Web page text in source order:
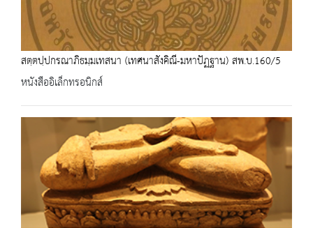
สตฺตปฺปกรณาภิธมฺมเทสนา (เทศนาสังคิณี-มหาปัฏฐาน) สพ.บ.160/5
หนังสืออิเล็กทรอนิกส์